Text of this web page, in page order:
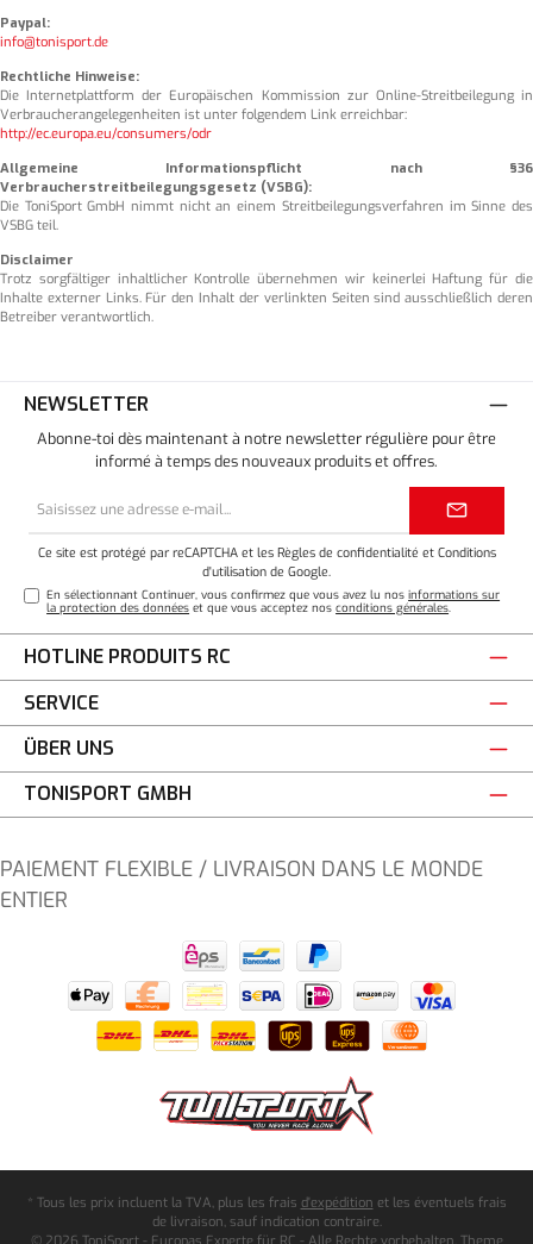
Paypal:
info@tonisport.de
Rechtliche Hinweise:
Die Internetplattform der Europäischen Kommission zur Online-Streitbeilegung in
Verbraucherangelegenheiten ist unter folgendem Link erreichbar:
http://ec.europa.eu/consumers/odr
Allgemeine Informationspflicht nach §36
Verbraucherstreitbeilegungsgesetz (VSBG):
Die ToniSport GmbH nimmt nicht an einem Streitbeilegungsverfahren im Sinne des
VSBG teil.
Disclaimer
Trotz sorgfältiger inhaltlicher Kontrolle übernehmen wir keinerlei Haftung für die
Inhalte externer Links. Für den Inhalt der verlinkten Seiten sind ausschließlich deren
Betreiber verantwortlich.
NEWSLETTER
Abonne-toi dès maintenant à notre newsletter régulière pour être
informé à temps des nouveaux produits et offres.
e-
Ce site est protégé par reCAPTCHA et les Règles de confidentialité et Conditions
d'utilisation de Google.
En sélectionnant Continuer, vous confirmez que vous avez lu nosinformations sur
la protection des données et que vous acceptez nosconditions générales.
HOTLINE PRODUITS RC
SERVICE
ÜBER UNS
TONISPORT GMBH
PAIEMENT FLEXIBLE / LIVRAISON DANS LE MONDE
ENTIER
* Tous les prix incluent la TVA, plus les frais d'expédition et les éventuels frais
de livraison, sauf indication contraire.